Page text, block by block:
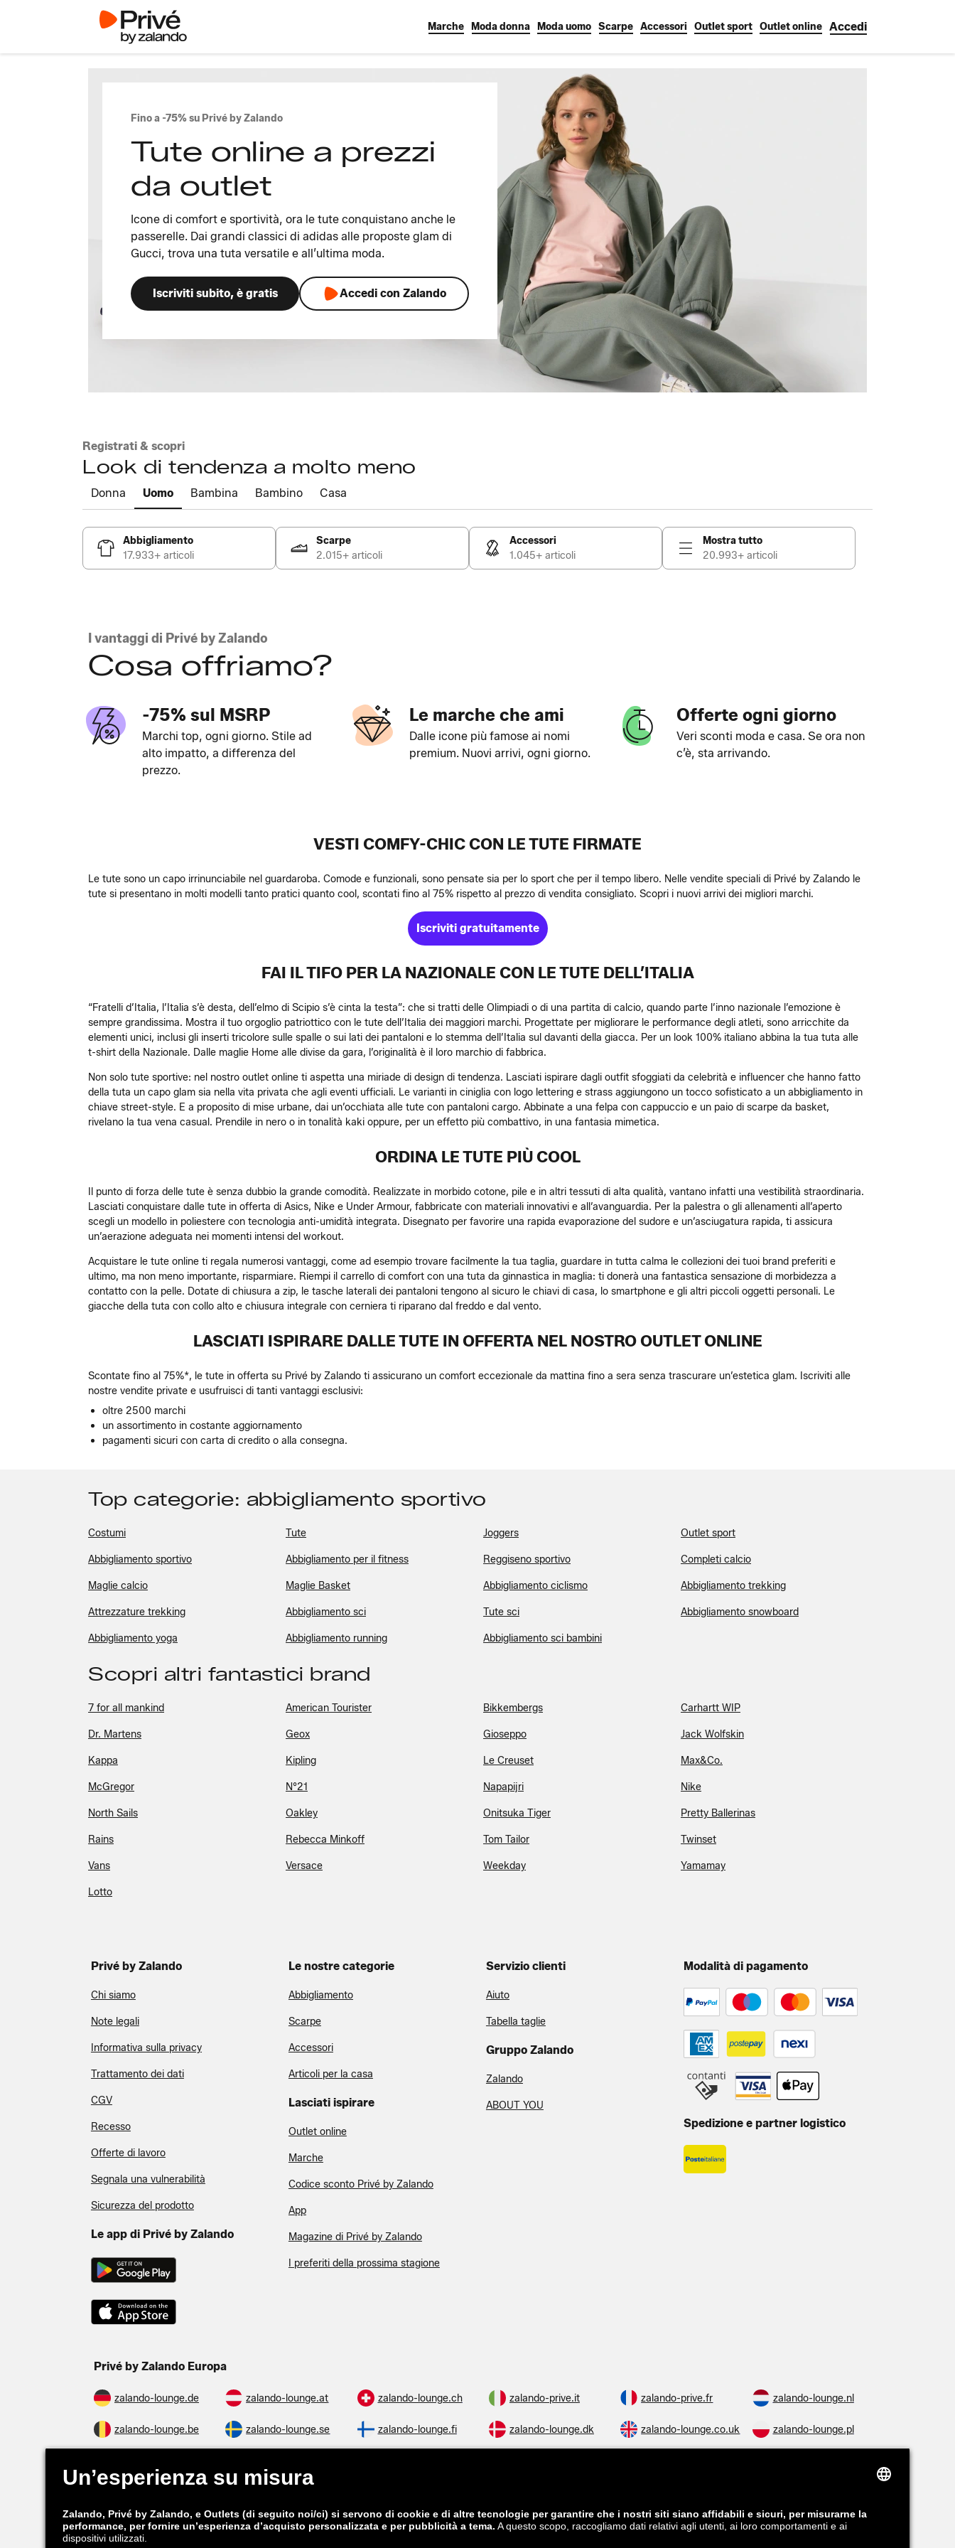
Marche Moda donna Moda uomo Scarpe Accessori Outlet sport Outlet online Accedi
Fino a -75% su Privé by Zalando
Tute online a prezzi
da outlet
Icone di comfort e sportività, ora le tute conquistano anche le
passerelle. Dai grandi classici di adidas alle proposte glam di
Gucci, trova una tuta versatile e all’ultima moda.
Iscriviti subito, è gratis Accedi con Zalando
Registrati & scopri
Look di tendenza a molto meno
Donna Uomo Bambina Bambino Casa
Abbigliamento
17.933+ articoli
Scarpe
2.015+ articoli
Accessori
1.045+ articoli
Mostra tutto
20.993+ articoli
I vantaggi di Privé by Zalando
Cosa offriamo?
-75% sul MSRP
Marchi top, ogni giorno. Stile ad
alto impatto, a differenza del
prezzo.
Le marche che ami
Dalle icone più famose ai nomi
premium. Nuovi arrivi, ogni giorno.
Offerte ogni giorno
Veri sconti moda e casa. Se ora non
c’è, sta arrivando.
VESTI COMFY-CHIC CON LE TUTE FIRMATE
Le tute sono un capo irrinunciabile nel guardaroba. Comode e funzionali, sono pensate sia per lo sport che per il tempo libero. Nelle vendite speciali di Privé by Zalando le
tute si presentano in molti modelli tanto pratici quanto cool, scontati fino al 75% rispetto al prezzo di vendita consigliato. Scopri i nuovi arrivi dei migliori marchi.
Iscriviti gratuitamente
FAI IL TIFO PER LA NAZIONALE CON LE TUTE DELL’ITALIA
“Fratelli d’Italia, l’Italia s’è desta, dell’elmo di Scipio s’è cinta la testa”: che si tratti delle Olimpiadi o di una partita di calcio, quando parte l’inno nazionale l’emozione è
sempre grandissima. Mostra il tuo orgoglio patriottico con le tute dell’Italia dei maggiori marchi. Progettate per migliorare le performance degli atleti, sono arricchite da
elementi unici, inclusi gli inserti tricolore sulle spalle o sui lati dei pantaloni e lo stemma dell’Italia sul davanti della giacca. Per un look 100% italiano abbina la tua tuta alle
t-shirt della Nazionale. Dalle maglie Home alle divise da gara, l’originalità è il loro marchio di fabbrica.
Non solo tute sportive: nel nostro outlet online ti aspetta una miriade di design di tendenza. Lasciati ispirare dagli outfit sfoggiati da celebrità e influencer che hanno fatto
della tuta un capo glam sia nella vita privata che agli eventi ufficiali. Le varianti in ciniglia con logo lettering e strass aggiungono un tocco sofisticato a un abbigliamento in
chiave street-style. E a proposito di mise urbane, dai un’occhiata alle tute con pantaloni cargo. Abbinate a una felpa con cappuccio e un paio di scarpe da basket,
rivelano la tua vena casual. Prendile in nero o in tonalità kaki oppure, per un effetto più combattivo, in una fantasia mimetica.
ORDINA LE TUTE PIÙ COOL
Il punto di forza delle tute è senza dubbio la grande comodità. Realizzate in morbido cotone, pile e in altri tessuti di alta qualità, vantano infatti una vestibilità straordinaria.
Lasciati conquistare dalle tute in offerta di Asics, Nike e Under Armour, fabbricate con materiali innovativi e all’avanguardia. Per la palestra o gli allenamenti all’aperto
scegli un modello in poliestere con tecnologia anti-umidità integrata. Disegnato per favorire una rapida evaporazione del sudore e un’asciugatura rapida, ti assicura
un’aerazione adeguata nei momenti intensi del workout.
Acquistare le tute online ti regala numerosi vantaggi, come ad esempio trovare facilmente la tua taglia, guardare in tutta calma le collezioni dei tuoi brand preferiti e
ultimo, ma non meno importante, risparmiare. Riempi il carrello di comfort con una tuta da ginnastica in maglia: ti donerà una fantastica sensazione di morbidezza a
contatto con la pelle. Dotate di chiusura a zip, le tasche laterali dei pantaloni tengono al sicuro le chiavi di casa, lo smartphone e gli altri piccoli oggetti personali. Le
giacche della tuta con collo alto e chiusura integrale con cerniera ti riparano dal freddo e dal vento.
LASCIATI ISPIRARE DALLE TUTE IN OFFERTA NEL NOSTRO OUTLET ONLINE
Scontate fino al 75%*, le tute in offerta su Privé by Zalando ti assicurano un comfort eccezionale da mattina fino a sera senza trascurare un’estetica glam. Iscriviti alle
nostre vendite private e usufruisci di tanti vantaggi esclusivi:
oltre 2500 marchi
un assortimento in costante aggiornamento
pagamenti sicuri con carta di credito o alla consegna.
Top categorie: abbigliamento sportivo
Costumi Tute Joggers Outlet sport
Abbigliamento sportivo Abbigliamento per il fitness Reggiseno sportivo Completi calcio
Maglie calcio Maglie Basket Abbigliamento ciclismo Abbigliamento trekking
Attrezzature trekking Abbigliamento sci Tute sci Abbigliamento snowboard
Abbigliamento yoga Abbigliamento running Abbigliamento sci bambini
Scopri altri fantastici brand
7 for all mankind American Tourister Bikkembergs Carhartt WIP
Dr. Martens Geox Gioseppo Jack Wolfskin
Kappa Kipling Le Creuset Max&Co.
McGregor N°21 Napapijri Nike
North Sails Oakley Onitsuka Tiger Pretty Ballerinas
Rains Rebecca Minkoff Tom Tailor Twinset
Vans Versace Weekday Yamamay
Lotto
Privé by Zalando
Chi siamo
Note legali
Informativa sulla privacy
Trattamento dei dati
CGV
Recesso
Offerte di lavoro
Segnala una vulnerabilità
Sicurezza del prodotto
Le app di Privé by Zalando
Le nostre categorie
Abbigliamento
Scarpe
Accessori
Articoli per la casa
Lasciati ispirare
Outlet online
Marche
Codice sconto Privé by Zalando
App
Magazine di Privé by Zalando
I preferiti della prossima stagione
Servizio clienti
Aiuto
Tabella taglie
Gruppo Zalando
Zalando
ABOUT YOU
Modalità di pagamento
Spedizione e partner logistico
Privé by Zalando Europa
zalando-lounge.de zalando-lounge.at zalando-lounge.ch zalando-prive.it zalando-prive.fr zalando-lounge.nl
zalando-lounge.be zalando-lounge.se zalando-lounge.fi zalando-lounge.dk zalando-lounge.co.uk zalando-lounge.pl
zalando-lounge.si